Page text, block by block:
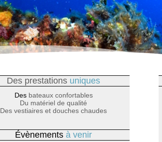
Des prestations uniques
Desbateaux confortables
Du matériel de qualité
Des vestiaires et douches chaudes
Évènements à venir